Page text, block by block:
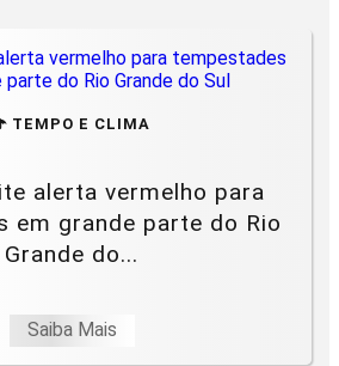
TEMPO E CLIMA
alerta vermelho para
em grande parte do Rio
Grande do...
Saiba Mais